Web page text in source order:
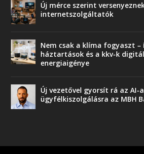
Új mérce szerint
internetszolgáltatók
Nem csak a klíma fogyaszt
háztartások és a kkv-k
energiaigénye
Új vezetővel gyorsít rá az AI-
ügyfélkiszolgálásra az MBH